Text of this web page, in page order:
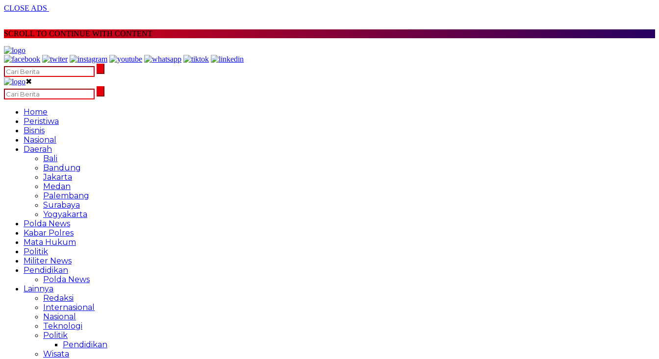
CLOSE ADS
SCROLL TO CONTINUE WITH CONTENT
✖
Home
Peristiwa
Bisnis
Nasional
Daerah
Bali
Bandung
Jakarta
Medan
Palembang
Surabaya
Yogyakarta
Polda News
Kabar Polres
Mata Hukum
Politik
Militer News
Pendidikan
Polda News
Lainnya
Redaksi
Internasional
Nasional
Teknologi
Politik
Pendidikan
Wisata